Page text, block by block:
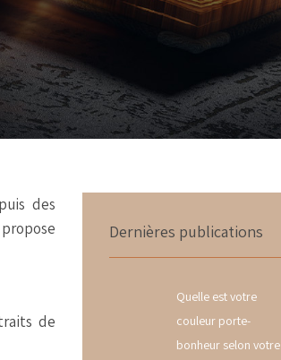
des
de
Dernières publications
Quelle est votre
couleur porte-
bonheur selon votre